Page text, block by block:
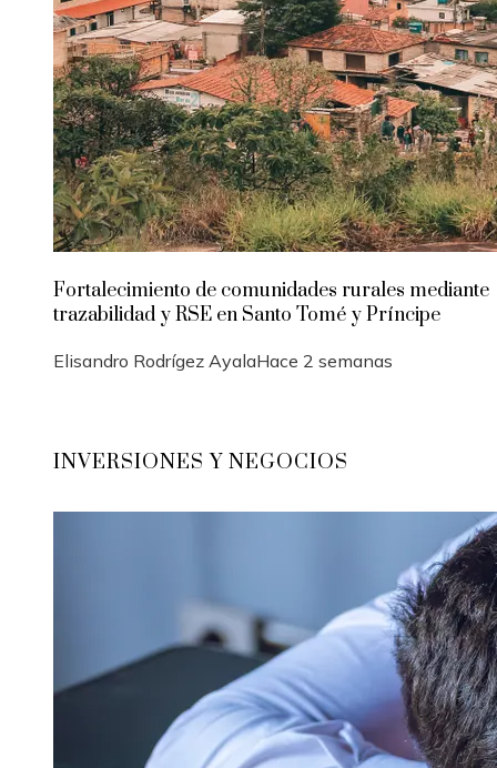
Fortalecimiento de comunidades rurales mediante
trazabilidad y RSE en Santo Tomé y Príncipe
Elisandro Rodrígez AyalaHace 2 semanas
INVERSIONES Y NEGOCIOS